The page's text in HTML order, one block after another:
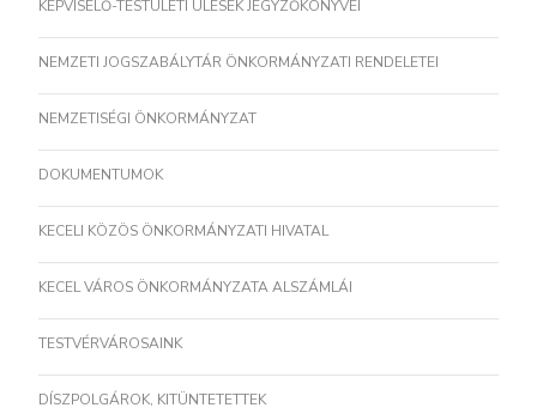
KÉPVISELŐ-TESTÜLETI ÜLÉSEK JEGYZŐKÖNYVEI
NEMZETI JOGSZABÁLYTÁR ÖNKORMÁNYZATI RENDELETEI
NEMZETISÉGI ÖNKORMÁNYZAT
DOKUMENTUMOK
KECELI KÖZÖS ÖNKORMÁNYZATI HIVATAL
KECEL VÁROS ÖNKORMÁNYZATA ALSZÁMLÁI
TESTVÉRVÁROSAINK
DÍSZPOLGÁROK, KITÜNTETETTEK